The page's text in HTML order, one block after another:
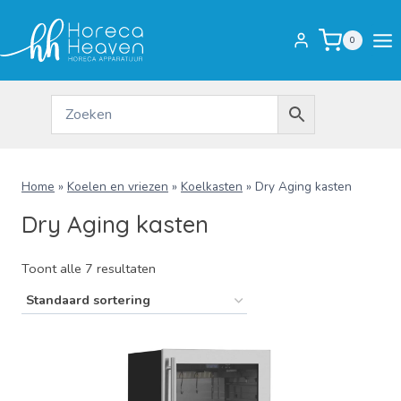
inhoud
0
Home » Koelen en vriezen » Koelkasten » Dry Aging kasten
Dry Aging kasten
Toont alle 7 resultaten